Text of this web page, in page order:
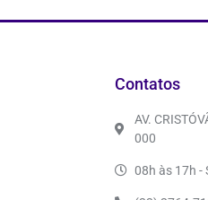
Contatos
AV.
000
08h às 17h -